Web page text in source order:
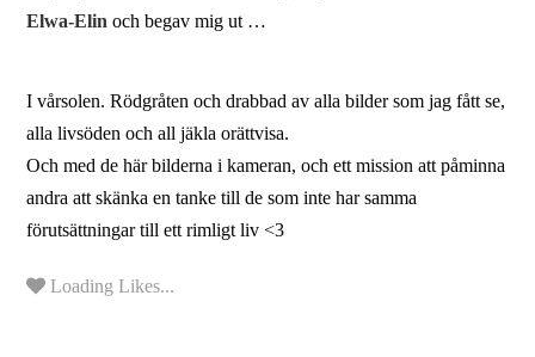
Elwa-Elinoch begav mig ut …
I vårsolen. Rödgråten och drabbad av alla bilder som jag fått se,
alla livsöden och all jäkla orättvisa.
Och med de här bilderna i kameran, och ett mission att påminna
andra att skänka en tanke till de som inte har samma
förutsättningar till ett rimligt liv <3
Loading Likes...